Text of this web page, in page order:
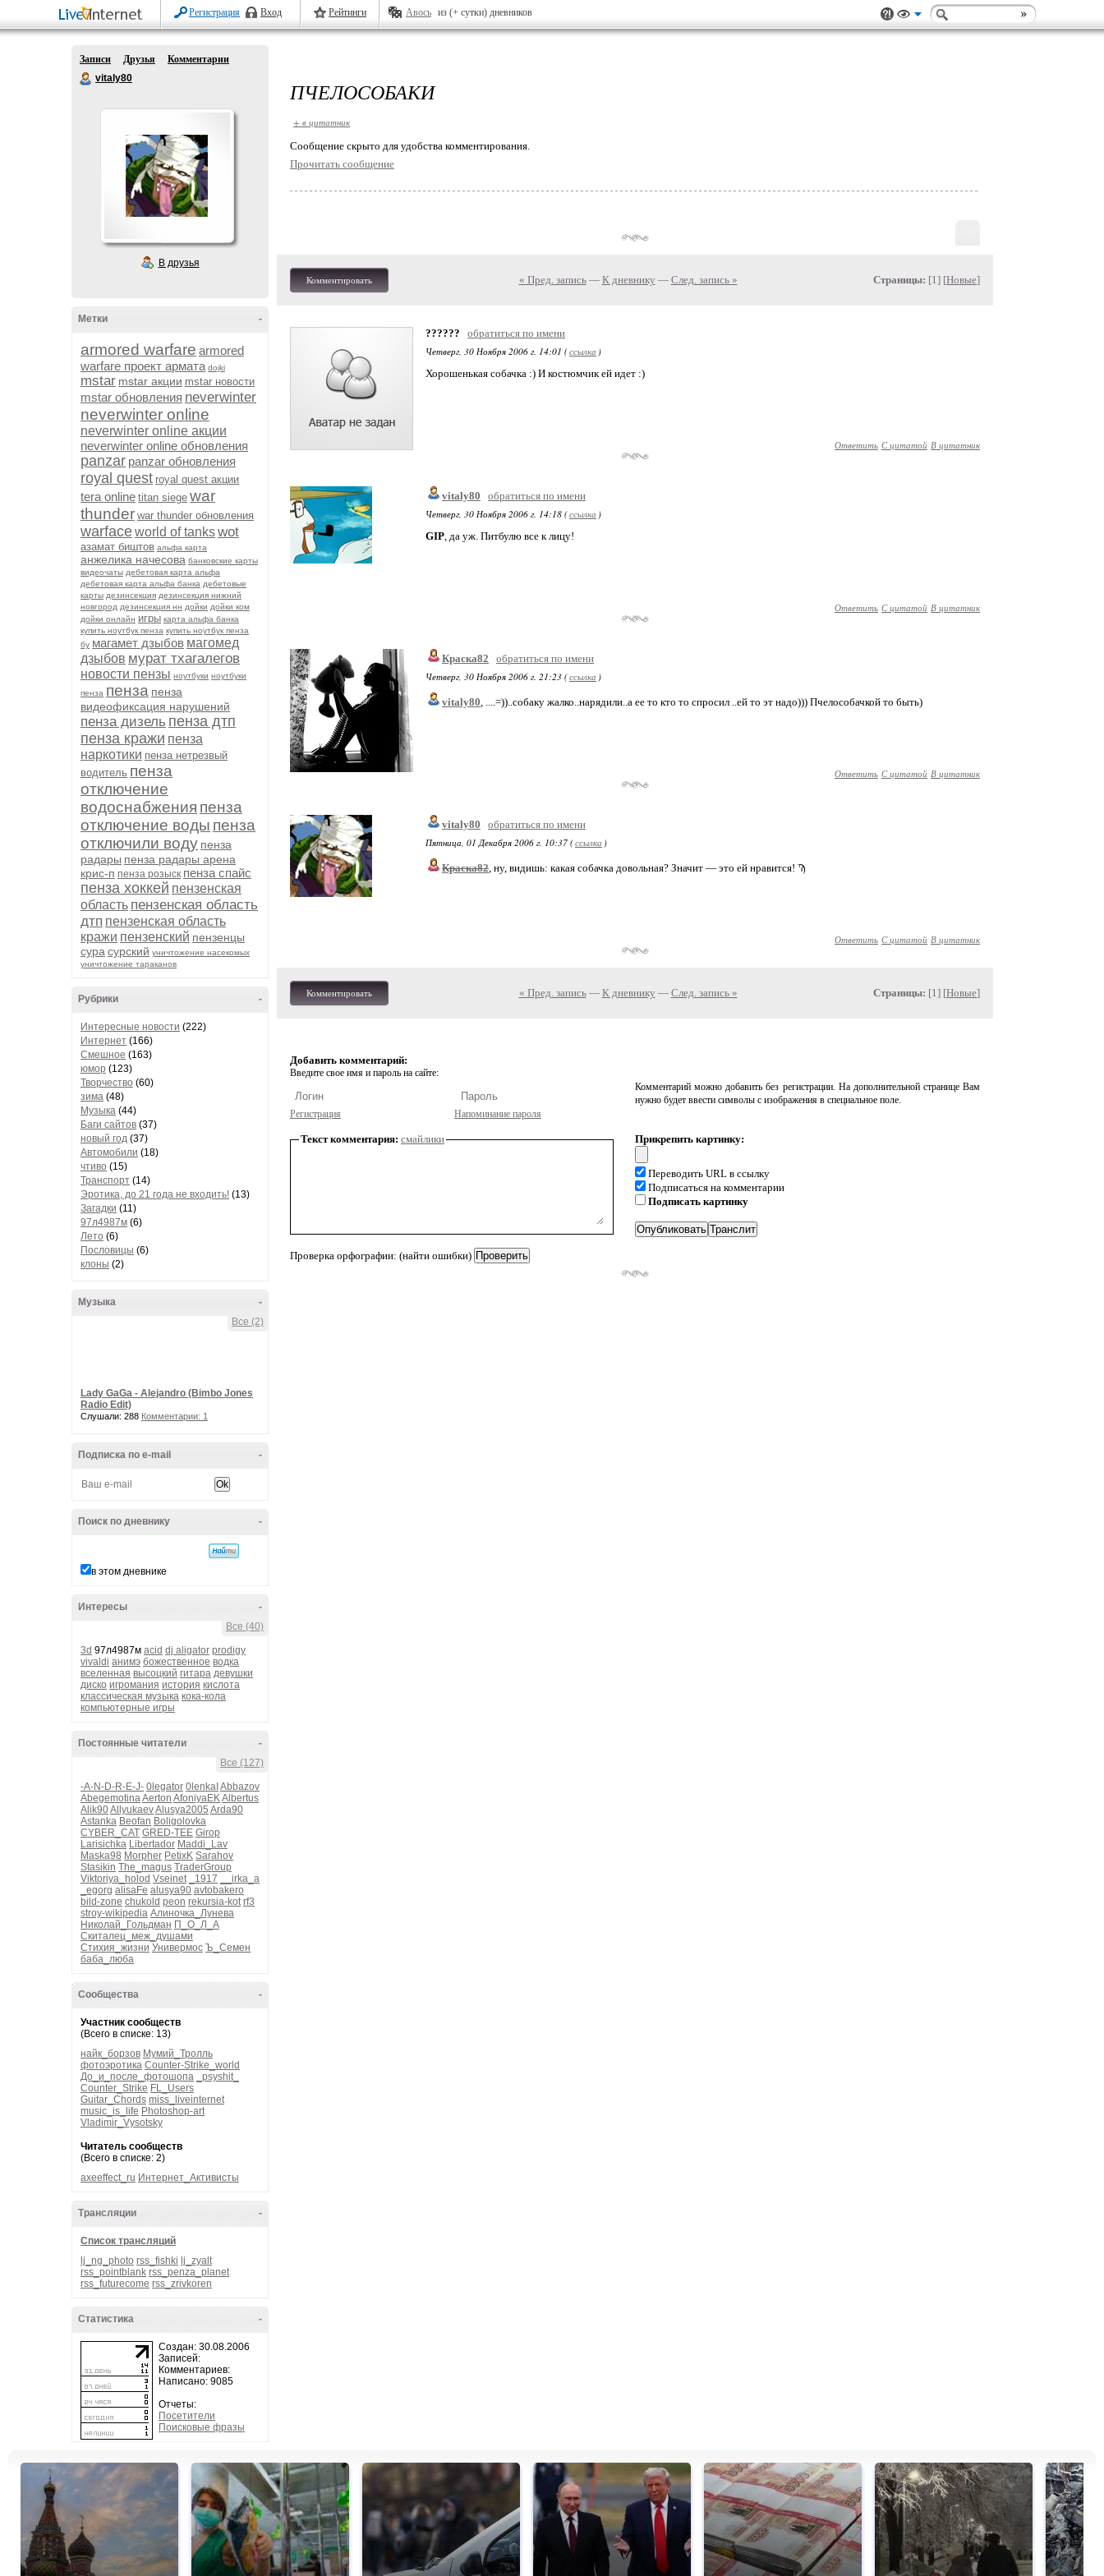
Регистрация Вход Рейтинги Авось из (+ сутки) дневников
Записи Друзья
Комментарии
vitaly80
В друзья
-
Метки
armored warfare armored
warfare проект армата dojki
mstar mstar акции mstar новости
mstar обновления neverwinter
neverwinter online
neverwinter online акции
neverwinter online обновления
panzar panzar обновления
royal quest royal quest акции
tera online titan siege war
thunder war thunder обновления
warfaceworld of tankswot
азамат биштов альфа карта
анжелика начесова банковские карты
видеочаты дебетовая карта альфа
дебетовая карта альфа банка дебетовые
карты дезинсекция дезинсекция нижний
новгород дезинсекция нн дойки дойки ком
дойки онлайн игры карта альфа банка
купить ноутбук пенза купить ноутбук пенза
бу магамет дзыбов магомед
дзыбов мурат тхагалегов
новости пензы ноутбуки ноутбуки
пенза пенза пенза
видеофиксация нарушений
пенза дизель пенза дтп
пенза кражи пенза
наркотики пенза нетрезвый
водитель пенза
отключение
водоснабжения пенза
отключение воды пенза
отключили воду пенза
радары пенза радары арена
крис-п пенза розыск пенза спайс
пенза хоккей пензенская
область пензенская область
дтп пензенская область
кражи пензенский пензенцы
сура сурский уничтожение насекомых
уничтожение тараканов
-
Рубрики
Интересные новости (222)
Интернет (166)
Смешное (163)
юмор (123)
Творчество (60)
зима (48)
Музыка (44)
Баги сайтов (37)
новый год (37)
Автомобили (18)
чтиво (15)
Транспорт (14)
Эротика, до 21 года не входить! (13)
Загадки (11)
97л4987м (6)
Лето (6)
Пословицы (6)
клоны (2)
-
Музыка
Все (2)
Lady GaGa - Alejandro (Bimbo Jones
Radio Edit)
Слушали: 288 Комментарии: 1
-
Подписка по e-mail
-
Поиск по дневнику
в этом дневнике
-
Интересы
Все (40)
3d 97л4987м acid dj aligator prodigy
vivaldi анимэ божественное водка
вселенная высоцкий гитара девушки
диско игромания история кислота
классическая музыка кока-кола
компьютерные игры
-
Постоянные читатели
Все (127)
-A-N-D-R-E-J- 0legator 0lenkaI Abbazov
AbegemotinaAerton AfoniyaEKAlbertus
Alik90AllyukaevAlusya2005 Arda90
Astanka Beofan Boligolovka
CYBER_CAT GRED-TEE Girop
Larisichka Libertador Maddi_Lav
Maska98 Morpher PetixK Sarahov
Stasikin The_magus TraderGroup
Viktoriya_holod Vseinet _1917
__irka_a
_egorg alisaFe alusya90 avtobakero
bild-zone chukold peon rekursia-kot rf3
stroy-wikipedia Алиночка_Лунева
Николай_Гольдман П_О_Л_А
Скиталец_меж_душами
Стихия_жизни Универмос Ъ_Семен
баба_люба
-
Сообщества
Участник сообществ
(Всего в списке: 13)
найк_борзов Мумий_Тролль
фотоэротика Counter-Strike_world
До_и_после_фотошопа
_psyshit_
Counter_Strike FL_Users
Guitar_Chords miss_liveinternet
music_is_life Photoshop-art
Vladimir_Vysotsky
Читатель сообществ
(Всего в списке: 2)
axeeffect_ru Интернет_Активисты
-
Трансляции
Список трансляций
lj_ng_photo rss_fishki lj_zyalt
rss_pointblank rss_penza_planet
rss_futurecome rss_zrivkoren
-
Статистика
Создан: 30.08.2006
Записей:
Комментариев:
Написано: 9085
Отчеты:
Посетители
Поисковые фразы
ПЧЕЛОСОБАКИ
+ в цитатник
Cообщение скрыто для удобства комментирования.
Прочитать сообщение
Комментировать « Пред. запись— К дневнику — След. запись » Страницы: [1] [Новые]
??????
обратиться по имени
Четверг, 30 Ноября 2006 г. 14:01 (ссылка )
Хорошенькая собачка :) И костюмчик ей идет :)
Ответить С цитатой В цитатник
vitaly80
обратиться по имени
Четверг, 30 Ноября 2006 г. 14:18 (ссылка )
GIP, да уж. Питбулю все к лицу!
Ответить С цитатой В цитатник
Краска82
обратиться по имени
Четверг, 30 Ноября 2006 г. 21:23 (ссылка )
vitaly80, ....=))..собаку жалко..нарядили..а ее то кто то спросил ..ей то эт надо))) Пчелособачкой то быть)
Ответить С цитатой В цитатник
vitaly80
обратиться по имени
Пятница, 01 Декабря 2006 г. 10:37 (ссылка )
Краска82, ну, видишь: какая собачка довольная? Значит — это ей нравится! Ϡ
Ответить С цитатой В цитатник
Комментировать « Пред. запись— К дневнику — След. запись » Страницы: [1] [Новые]
Добавить комментарий:
Введите свое имя и пароль на сайте:
Регистрация Напоминание пароля
Комментарий можно добавить без регистрации. На дополнительной странице Вам
нужно будет ввести символы с изображения в специальное поле.
Текст комментария: смайлики
Проверка орфографии: (найти ошибки)
Прикрепить картинку:
Переводить URL в ссылку
Подписаться на комментарии
Подписать картинку